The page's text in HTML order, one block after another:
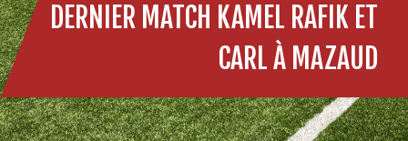
DERNIER MATCH KAMEL RAFIK ET
CARL À MAZAUD